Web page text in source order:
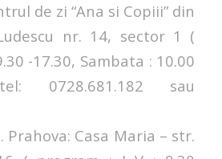
de zi “Ana si Copiii” din
nr. 14, sector 1 (
-17.30, Sambata : 10.00
0728.681.182 sau
Prahova: Casa Maria – str.